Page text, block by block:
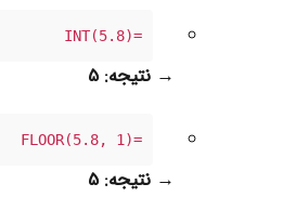
=INT(5.8)
→ نتیجه: 5
=FLOOR(5.8, 1)
→ نتیجه: 5